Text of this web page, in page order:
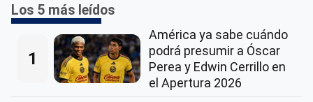
Los 5 más leídos
1
América ya sabe cuándo
podrá presumir a Óscar
Perea y Edwin Cerrillo en
el Apertura 2026